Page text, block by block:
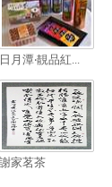
日月潭‧靚品紅...
謝家茗茶